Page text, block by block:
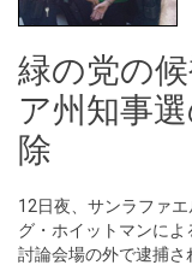
緑の党の
ア州知事
除
12日夜、サンラファ
グ・ホイットマンに
討論会場の外で逮捕